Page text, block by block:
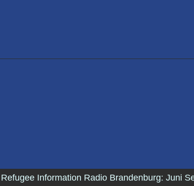
Refugee Information Radio Brandenburg: Juni